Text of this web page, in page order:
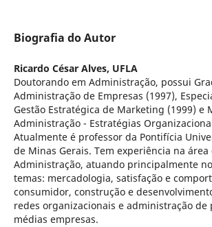
Biografia do Autor
Ricardo César Alves, UFLA
Doutorando em Administração, possui
Administração de Empresas (1997),
Gestão Estratégica de Marketing (1999) e
Administração - Estratégias
Atualmente é professor da Pontifícia
de Minas Gerais. Tem experiência na área
Administração, atuando principalmente
temas: mercadologia, satisfação e
consumidor, construção e
redes organizacionais e administração de
médias empresas.